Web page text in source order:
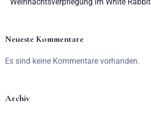
Neueste Kommentare
Es sind keine Kommentare vorhanden.
Archiv